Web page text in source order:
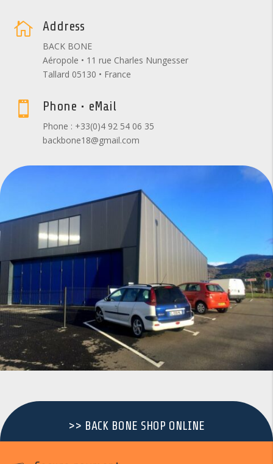
 Address
BACK BONE
Aéropole • 11 rue Charles Nungesser
Tallard 05130 • France
 Phone • eMail
Phone : +33(0)4 92 54 06 35
backbone18@gmail.com
>> BACK BONE SHOP ONLINE